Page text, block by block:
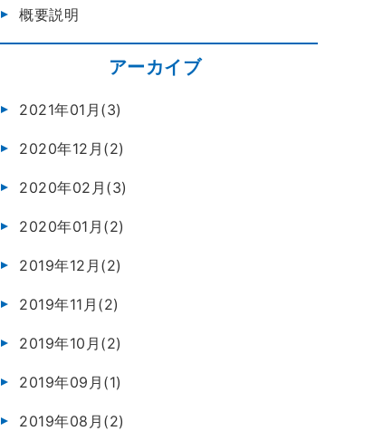
概要説明
アーカイブ
2021年01月(3)
2020年12月(2)
2020年02月(3)
2020年01月(2)
2019年12月(2)
2019年11月(2)
2019年10月(2)
2019年09月(1)
2019年08月(2)